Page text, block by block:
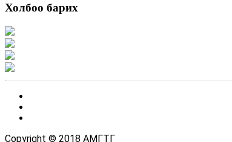
Холбоо барих
Copyright © 2018 АМГТГ